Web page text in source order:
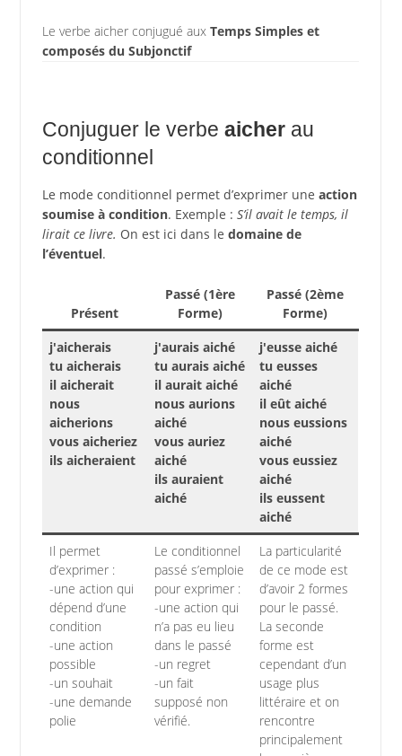
Le verbe aicher conjugué aux Temps Simples et
composés du Subjonctif
Conjuguer le verbe aicherau
conditionnel
Le mode conditionnel permet d’exprimer une action
soumise à condition. Exemple : S’il avait le temps, il
lirait ce livre. On est ici dans le domaine de
l’éventuel.
Présent
Passé (1ère
Forme)
Passé (2ème
Forme)
j'aicherais
tu aicherais
il aicherait
nous
aicherions
vous aicheriez
ils aicheraient
j'aurais aiché
tu aurais aiché
il aurait aiché
nous aurions
aiché
vous auriez
aiché
ils auraient
aiché
j'eusse aiché
tu eusses
aiché
il eût aiché
nous eussions
aiché
vous eussiez
aiché
ils eussent
aiché
Il permet
d’exprimer :
-une action qui
dépend d’une
condition
-une action
possible
-un souhait
-une demande
polie
Le conditionnel
passé s’emploie
pour exprimer :
-une action qui
n’a pas eu lieu
dans le passé
-un regret
-un fait
supposé non
vérifié.
La particularité
de ce mode est
d’avoir 2 formes
pour le passé.
La seconde
forme est
cependant d’un
usage plus
littéraire et on
rencontre
principalement